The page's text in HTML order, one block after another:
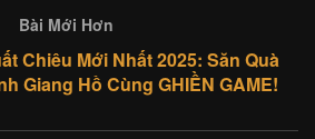
Bài Mới Hơn
Chiêu Mới Nhất 2025: Săn Quà
Giang Hồ Cùng GHIỀN GAME!